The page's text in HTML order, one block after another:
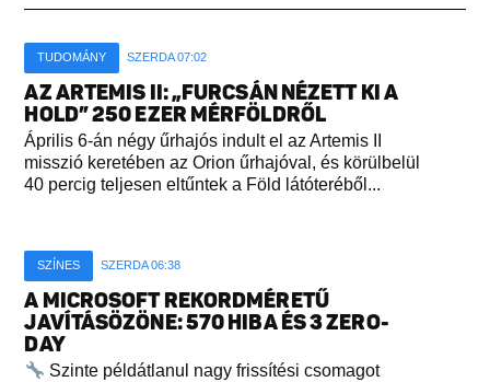
TUDOMÁNY SZERDA 07:02
AZ ARTEMIS II: „FURCSÁN NÉZETT KI A
HOLD” 250 EZER MÉRFÖLDRŐL
Április 6-án négy űrhajós indult el az Artemis II
misszió keretében az Orion űrhajóval, és körülbelül
40 percig teljesen eltűntek a Föld látóteréből...
SZÍNES SZERDA 06:38
A MICROSOFT REKORDMÉRETŰ
JAVÍTÁSÖZÖNE: 570 HIBA ÉS 3 ZERO-
DAY
Szinte példátlanul nagy frissítési csomagot